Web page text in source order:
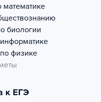
биологии
физике
к ЕГЭ